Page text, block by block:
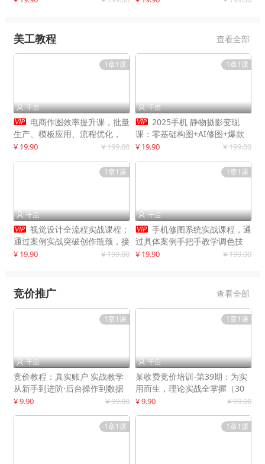
美工教程 查看全部
1章1课
 千启
 电商作图效率提升课，批量
生产、模板应用、流程优化，
20+细分品类实操案例，月赚3
¥ 19.90 ¥ 199.00
1章1课
 千启
 2025手机 静物摄影变现
课：零基础构图+AI修图+爆款
创作
¥ 19.90 ¥ 199.00
1章1课
 千启
 视觉设计全流程实战课程：
通过案例实战突破创作瓶颈，接
单月入20000+
¥ 19.90 ¥ 199.00
1章1课
 千启
 手机修图系统实战课程，通
过具体案例手把手教学调色技
巧，实现副业变现
¥ 19.90 ¥ 199.00
竞价推广 查看全部
1章1课
 千启
竞价教程：真实账户 实战教学
从新手到进阶·后台操作到数据
优化
¥ 9.90 ¥ 99.00
1章1课
 千启
某收费竞价培训-第39期：为实
用而生，理论实战全掌握（30
节课）
¥ 9.90 ¥ 99.00
1章1课 1章1课